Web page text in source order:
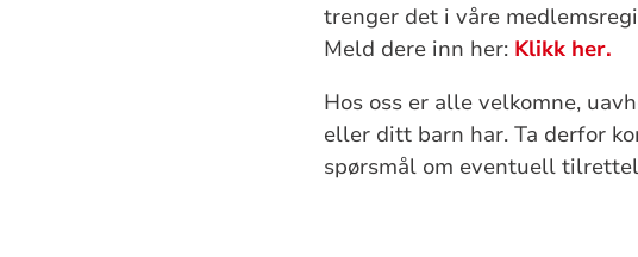
trenger det i våre
Meld dere inn her: Klikk her.
Hos oss er alle velkomne,
eller ditt barn har. Ta derfor
spørsmål om eventuell